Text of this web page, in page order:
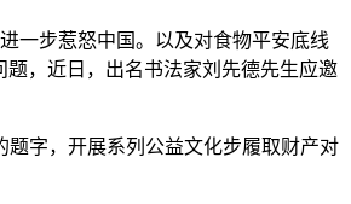
一步惹怒中国。以及对食物平安底线
题，近日，出名书法家刘先德先生应邀
字，开展系列公益文化步履取财产对